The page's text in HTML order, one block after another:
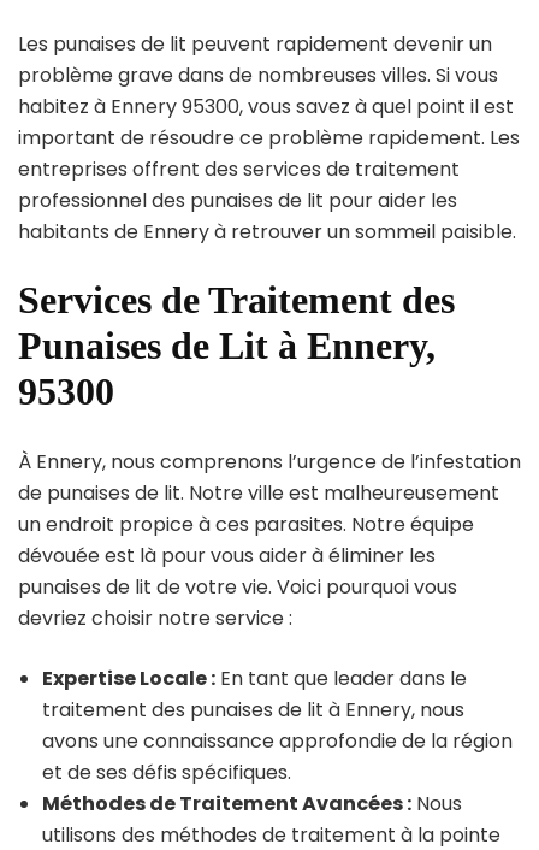
Les punaises de lit peuvent rapidement devenir un
problème grave dans de nombreuses villes. Si vous
habitez à Ennery 95300, vous savez à quel point il est
important de résoudre ce problème rapidement. Les
entreprises offrent des services de traitement
professionnel des punaises de lit pour aider les
habitants de Ennery à retrouver un sommeil paisible.
Services de Traitement des
Punaises de Lit à Ennery,
95300
À Ennery, nous comprenons l’urgence de l’infestation
de punaises de lit. Notre ville est malheureusement
un endroit propice à ces parasites. Notre équipe
dévouée est là pour vous aider à éliminer les
punaises de lit de votre vie. Voici pourquoi vous
devriez choisir notre service :
Expertise Locale : En tant que leader dans le
traitement des punaises de lit à Ennery, nous
avons une connaissance approfondie de la région
et de ses défis spécifiques.
Méthodes de Traitement Avancées : Nous
utilisons des méthodes de traitement à la pointe